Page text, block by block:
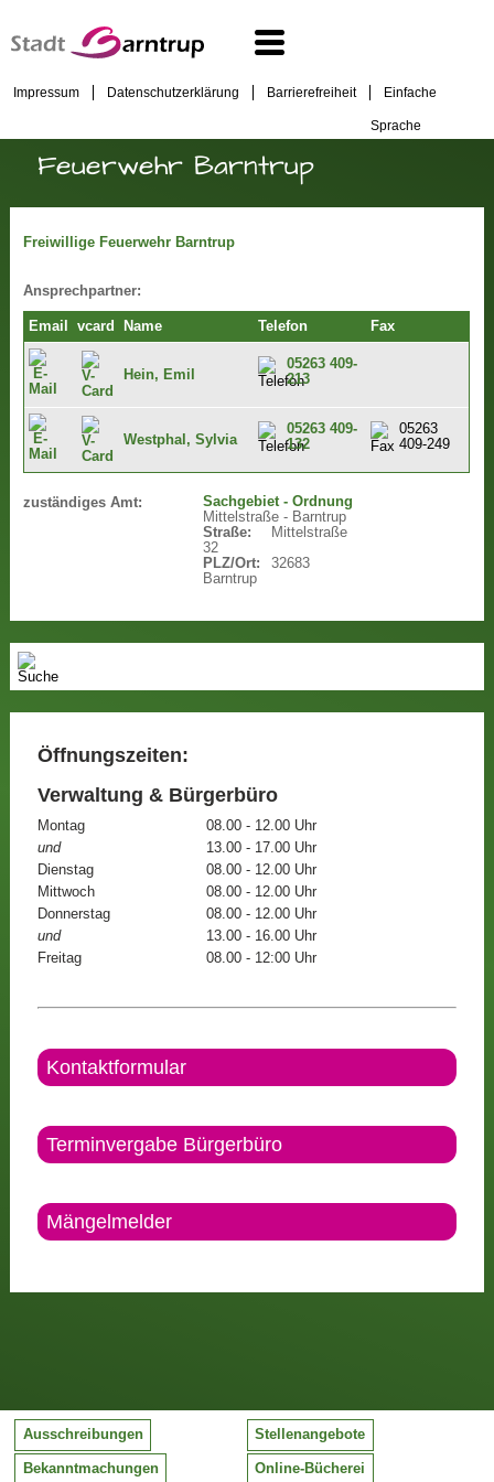
Impressum Datenschutzerklärung Barrierefreiheit Einfache
Sprache
Feuerwehr Barntrup
Freiwillige Feuerwehr Barntrup
Ansprechpartner:
Email vcard Name Telefon Fax
Hein, Emil
05263 409-
213
Westphal, Sylvia
05263 409-
132
05263
409-249
zuständiges Amt:
Sachgebiet - Ordnung
Mittelstraße - Barntrup
Straße:
Mittelstraße
32
PLZ/Ort:
32683
Barntrup
Öffnungszeiten:
Verwaltung & Bürgerbüro
Montag
08.00 - 12.00 Uhr
und
13.00 - 17.00 Uhr
Dienstag
08.00 - 12.00 Uhr
Mittwoch
08.00 - 12.00 Uhr
Donnerstag
08.00 - 12.00 Uhr
und
13.00 - 16.00 Uhr
Freitag
08.00 - 12:00 Uhr
Kontaktformular
Terminvergabe Bürgerbüro
Mängelmelder
Ausschreibungen Stellenangebote
Bekanntmachungen Online-Bücherei